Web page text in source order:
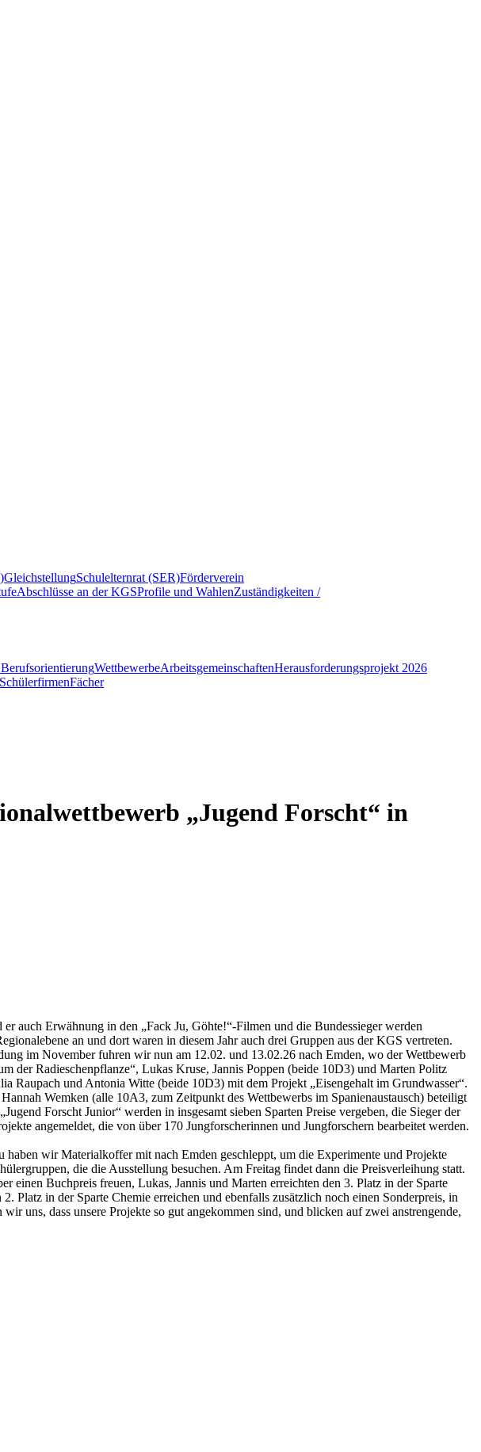
GleichstellungSchulelternrat (SER)Förderverein
Abschlüsse an der KGSProfile und WahlenZuständigkeiten /
WettbewerbeArbeitsgemeinschaftenHerausforderungsprojekt 2026
SchülerfirmenFächer
„Jugend Forscht“ in
auch Erwähnung in den „Fack Ju, Göhte!“-Filmen und die Bundessieger werden
an und dort waren in diesem Jahr auch drei Gruppen aus der KGS vertreten.
im November fuhren wir nun am 12.02. und 13.02.26 nach Emden, wo der Wettbewerb
der Radieschenpflanze“, Lukas Kruse, Jannis Poppen (beide 10D3) und Marten Politz
Raupach und Antonia Witte (beide 10D3) mit dem Projekt „Eisengehalt im Grundwasser“.
Wemken (alle 10A3, zum Zeitpunkt des Wettbewerbs im Spanienaustausch) beteiligt
Forscht Junior“ werden in insgesamt sieben Sparten Preise vergeben, die Sieger der
angemeldet, die von über 170 Jungforscherinnen und Jungforschern bearbeitet werden.
wir Materialkoffer mit nach Emden geschleppt, um die Experimente und Projekte
die die Ausstellung besuchen. Am Freitag findet dann die Preisverleihung statt.
einen Buchpreis freuen, Lukas, Jannis und Marten erreichten den 3. Platz in der Sparte
in der Sparte Chemie erreichen und ebenfalls zusätzlich noch einen Sonderpreis, in
uns, dass unsere Projekte so gut angekommen sind, und blicken auf zwei anstrengende,